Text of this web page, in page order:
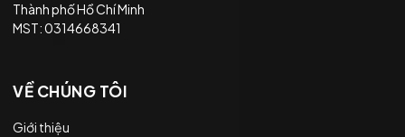
Thành phố Hồ Chí Minh
MST: 0314668341
VỀ CHÚNG TÔI
Giới thiệu